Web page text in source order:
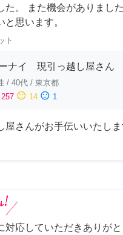
た。 また機会がありまし
と思います。
ト
ナイ 現引っ越し屋さん
/ 40代 / 東京都
257 sentiment_neutral 14 sentiment_dissatisfied 1
屋さんがお手伝いいたしま
対応していただきありが